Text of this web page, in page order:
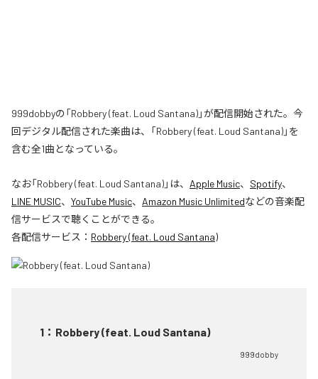
999dobbyの「Robbery (feat. Loud Santana)」が配信開始された。今
回デジタル配信された楽曲は、「Robbery (feat. Loud Santana)」を
含む全1曲となっている。
なお「Robbery (feat. Loud Santana)」は、 Apple Music、 Spotify、
LINE MUSIC、 YouTube Music、 Amazon Music Unlimitedなどの音楽配
信サービスで聴くことができる。
各配信サービス： Robbery (feat. Loud Santana)
1 ： Robbery (feat. Loud Santana)
999dobby